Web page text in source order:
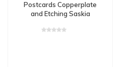
Postcards Copperplate
and Etching Saskia